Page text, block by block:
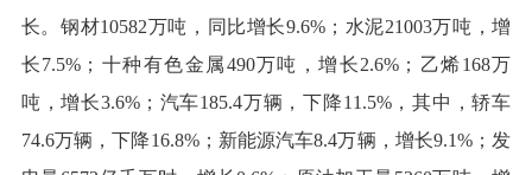
长。钢材10582万吨，同比增长9.6%；水泥21003万吨，增
长7.5%；十种有色金属490万吨，增长2.6%；乙烯168万
吨，增长3.6%；汽车185.4万辆，下降11.5%，其中，轿车
74.6万辆，下降16.8%；新能源汽车8.4万辆，增长9.1%；发